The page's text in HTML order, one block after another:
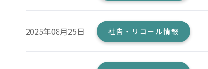
2025年08月25日 社告・リコール情報